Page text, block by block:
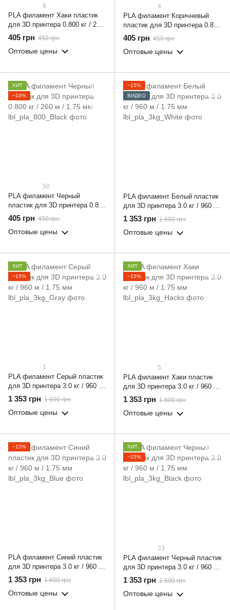
8
PLA филамент Хаки пластик
для 3D принтера 0.800 кг / 260
м / 1.75 мм
405 грн 450 грн
Оптовые цены
4
PLA филамент Коричневый
пластик для 3D принтера 0.800
кг / 260 м / 1.75 мм
405 грн 450 грн
Оптовые цены
ХИТ
−10%
50
PLA филамент Черный
пластик для 3D принтера 0.800
кг / 260 м / 1.75 мм
405 грн 450 грн
Оптовые цены
−15%
ВИДЕО
PLA филамент Белый пластик
для 3D принтера 3.0 кг / 960 м
/ 1.75 мм
1 353 грн 1 600 грн
Оптовые цены
ХИТ
−15%
1
PLA филамент Серый пластик
для 3D принтера 3.0 кг / 960 м
/ 1.75 мм
1 353 грн 1 600 грн
Оптовые цены
ХИТ
−15%
5
PLA филамент Хаки пластик
для 3D принтера 3.0 кг / 960 м
/ 1.75 мм
1 353 грн 1 600 грн
Оптовые цены
−15%
PLA филамент Синий пластик
для 3D принтера 3.0 кг / 960 м
/ 1.75 мм
1 353 грн 1 600 грн
Оптовые цены
ХИТ
−15%
23
PLA филамент Черный пластик
для 3D принтера 3.0 кг / 960 м
/ 1.75 мм
1 353 грн 1 600 грн
Оптовые цены